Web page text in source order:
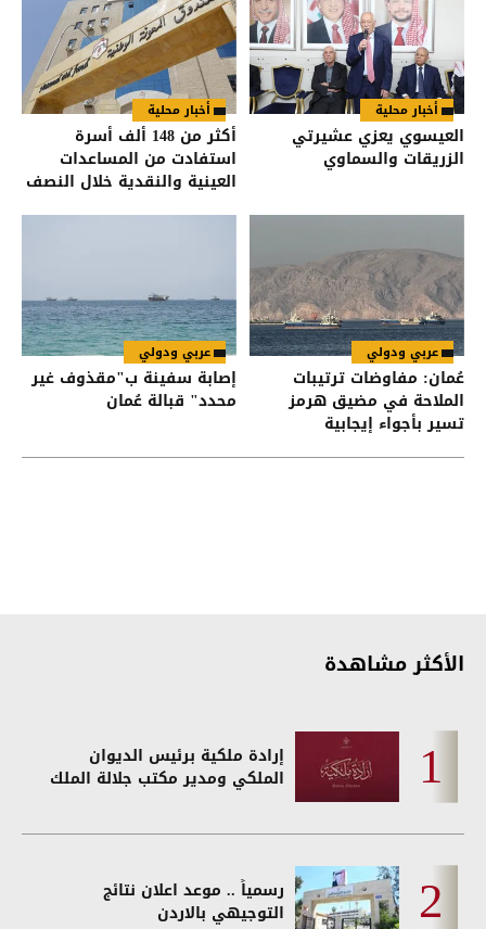
أخبار محلية
العيسوي يعزي عشيرتي
الزريقات والسماوي
أخبار محلية
أكثر من 148 ألف أسرة
استفادت من المساعدات
العينية والنقدية خلال النصف
عربي ودولي
عُمان: مفاوضات ترتيبات
الملاحة في مضيق هرمز
تسير بأجواء إيجابية
عربي ودولي
إصابة سفينة ب"مقذوف غير
محدد" قبالة عُمان
الأكثر مشاهدة
إرادة ملكية برئيس الديوان
الملكي ومدير مكتب جلالة الملك
رسمياً .. موعد اعلان نتائج
التوجيهي بالاردن